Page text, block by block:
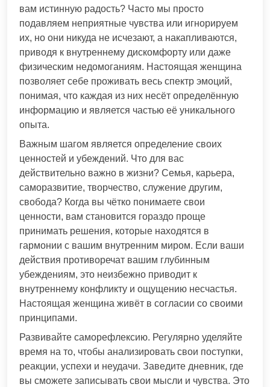
вам истинную радость? Часто мы просто
подавляем неприятные чувства или игнорируем
их, но они никуда не исчезают, а накапливаются,
приводя к внутреннему дискомфорту или даже
физическим недомоганиям. Настоящая женщина
позволяет себе проживать весь спектр эмоций,
понимая, что каждая из них несёт определённую
информацию и является частью её уникального
опыта.
Важным шагом является определение своих
ценностей и убеждений. Что для вас
действительно важно в жизни? Семья, карьера,
саморазвитие, творчество, служение другим,
свобода? Когда вы чётко понимаете свои
ценности, вам становится гораздо проще
принимать решения, которые находятся в
гармонии с вашим внутренним миром. Если ваши
действия противоречат вашим глубинным
убеждениям, это неизбежно приводит к
внутреннему конфликту и ощущению несчастья.
Настоящая женщина живёт в согласии со своими
принципами.
Развивайте саморефлексию. Регулярно уделяйте
время на то, чтобы анализировать свои поступки,
реакции, успехи и неудачи. Заведите дневник, где
вы сможете записывать свои мысли и чувства. Это